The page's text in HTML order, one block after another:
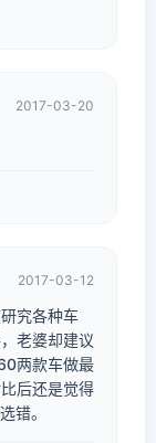
2017-03-20
2017-03-12
究各种车
老婆却建议
两款车做最
后还是觉得
错。